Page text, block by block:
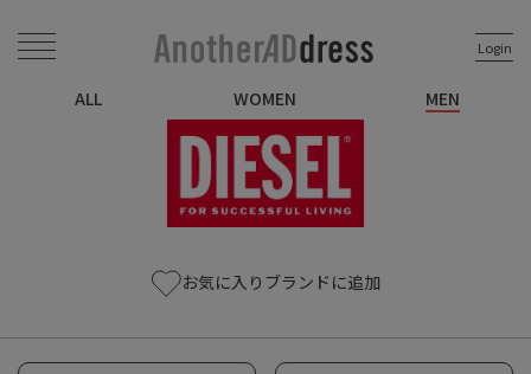
Login
ALL WOMEN MEN
お気に入りブランドに追加